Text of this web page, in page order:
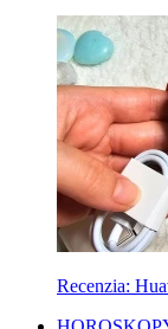
Recenzia: